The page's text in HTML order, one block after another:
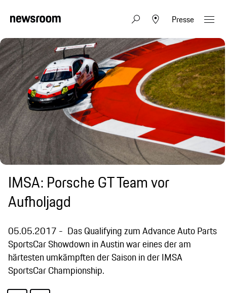
Presse
IMSA: Porsche GT Team vor
Aufholjagd
05.05.2017
Das Qualifying zum Advance Auto Parts
SportsCar Showdown in Austin war eines der am
härtesten umkämpften der Saison in der IMSA
SportsCar Championship.